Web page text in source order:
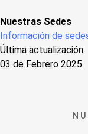
Nuestras Sedes
Información de
Última actualización:
03 de Febrero 2025